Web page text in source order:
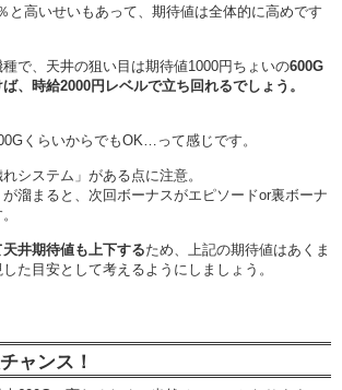
と高いせいもあって、期待値は全体的に高めです
で、天井の狙い目は期待値1000円ちょいの600G
、時給2000円レベルで立ち回れるでしょう。
くらいからでもOK…って感じです。
システム」がある点に注意。
溜まると、次回ボーナスがエピソードor裏ボーナ
井期待値も上下するため、上記の期待値はあくま
た目安として考えるようにしましょう。
ャンス！